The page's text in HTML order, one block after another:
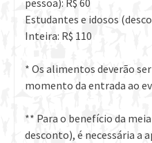
pessoa): R$ 60
Estudantes e idosos
Inteira: R$ 110
* Os alimentos deverão
momento da entrada ao
** Para o benefício da
desconto), é necessária a